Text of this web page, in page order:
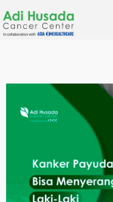
to